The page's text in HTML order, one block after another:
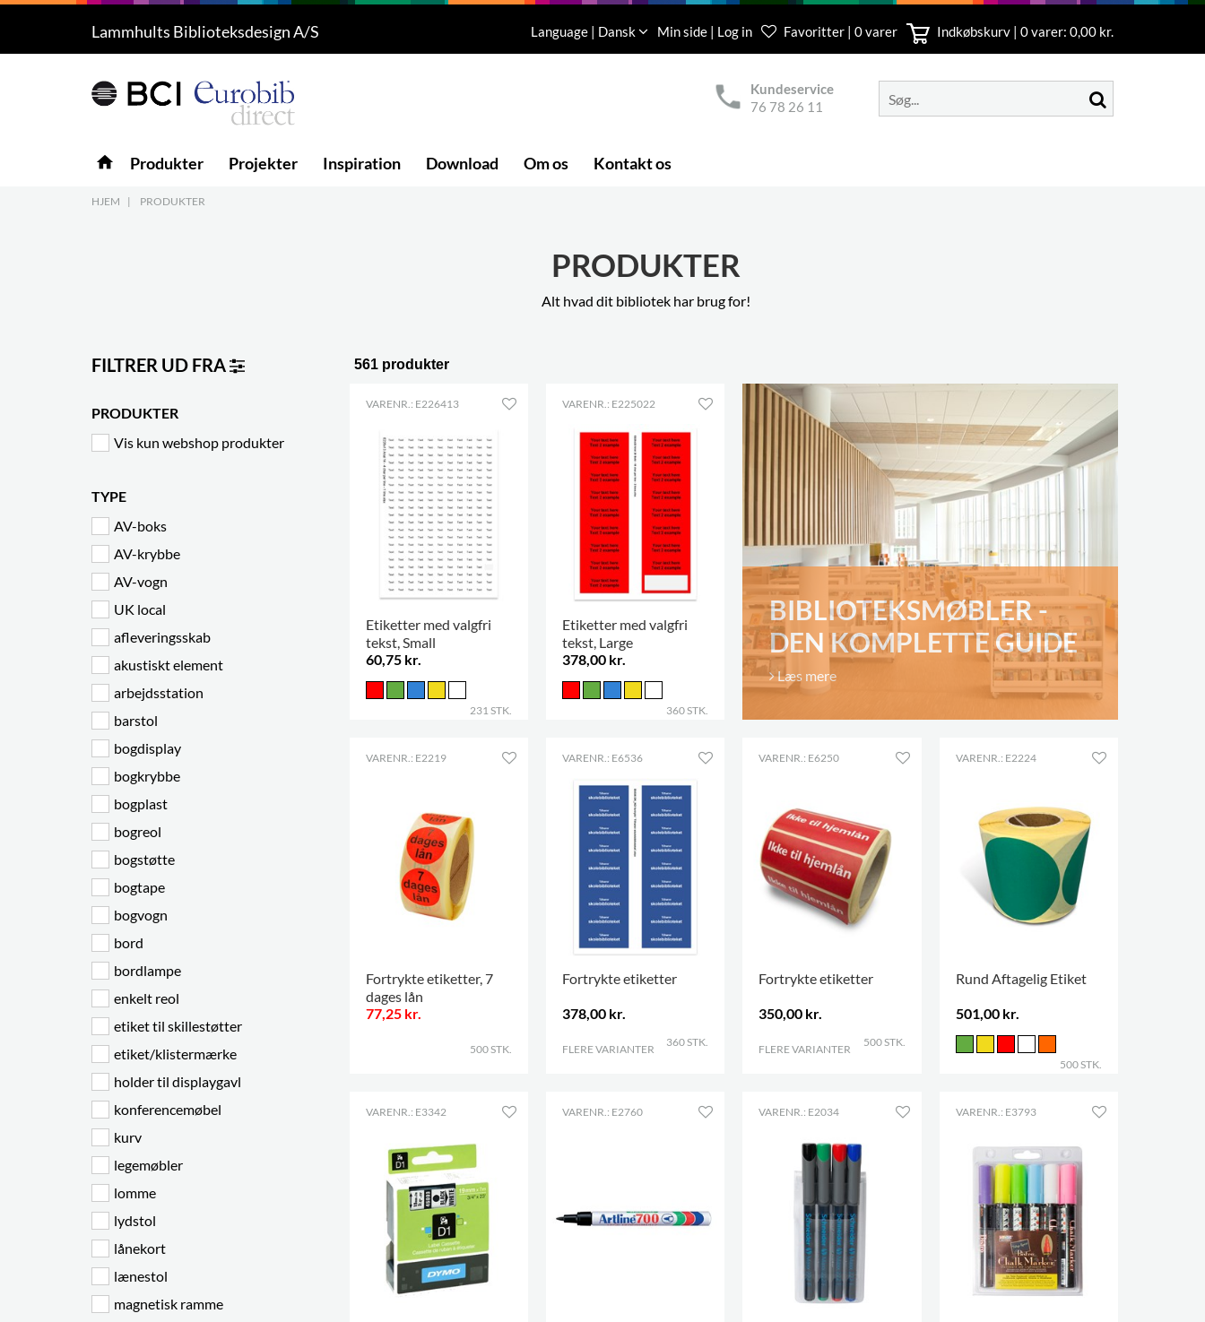
5
Produkter
Lammhults Biblioteksdesign A/S Language | Dansk Min side | Log in Favoritter | 0 varer Indkøbskurv | 0varer: 0,00 kr.
Kundeservice
76 78 26 11
home Produkter Projekter Inspiration Download Om os Kontakt os
HJEM | PRODUKTER
PRODUKTER
Alt hvad dit bibliotek har brug for!
FILTRER UD FRA
PRODUKTER
Vis kun webshop produkter
TYPE
AV-boks
AV-krybbe
AV-vogn
UK local
afleveringsskab
akustiskt element
arbejdsstation
barstol
bogdisplay
bogkrybbe
bogplast
bogreol
bogstøtte
bogtape
bogvogn
bord
bordlampe
enkelt reol
etiket til skillestøtter
etiket/klistermærke
holder til displaygavl
konferencemøbel
kurv
legemøbler
lomme
lydstol
lånekort
lænestol
magnetisk ramme
561 produkter
BIBLIOTEKSMØBLER -
DEN KOMPLETTE GUIDE
Læs mere
VARENR.: E226413
Etiketter med valgfri
tekst, Small
60,75 kr.
231 STK.
VARENR.: E225022
Etiketter med valgfri
tekst, Large
378,00 kr.
360 STK.
VARENR.: E2219
Fortrykte etiketter, 7
dages lån
77,25 kr.
500 STK.
VARENR.: E6536
Fortrykte etiketter
378,00 kr.
FLERE VARIANTER
360 STK.
VARENR.: E6250
Fortrykte etiketter
350,00 kr.
FLERE VARIANTER
500 STK.
VARENR.: E2224
Rund Aftagelig Etiket
501,00 kr.
500 STK.
VARENR.: E3342 VARENR.: E2760 VARENR.: E2034 VARENR.: E3793